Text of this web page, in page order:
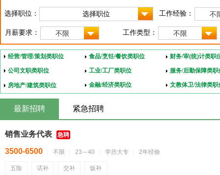
选择职位： 工作经验： 不
月薪要求： 不限 工作类型： 不限
经营/管理/策划类职位 食品/烹饪/餐饮类职位 财务/审(统)计类职
公司文职类职位 工业/工厂类职位 服务/后勤保障类职
房地产/建筑类职位 金融/经济类职位 文教体卫/法律类职
最新招聘 紧急招聘
销售业务代表 急聘
3500-6500 不限 23～40 学历大专 2年经验
五险 话补 交补 饭补